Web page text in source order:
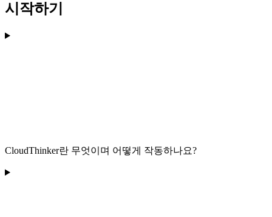
시작하기
CloudThinker란 무엇이며 어떻게 작동하나요?